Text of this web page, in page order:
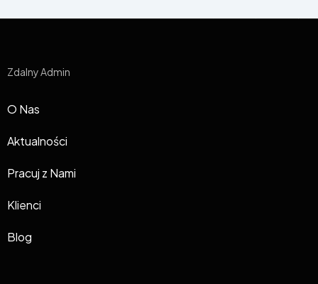
Zdalny Admin
O Nas
Aktualności
Pracuj z Nami
Klienci
Blog